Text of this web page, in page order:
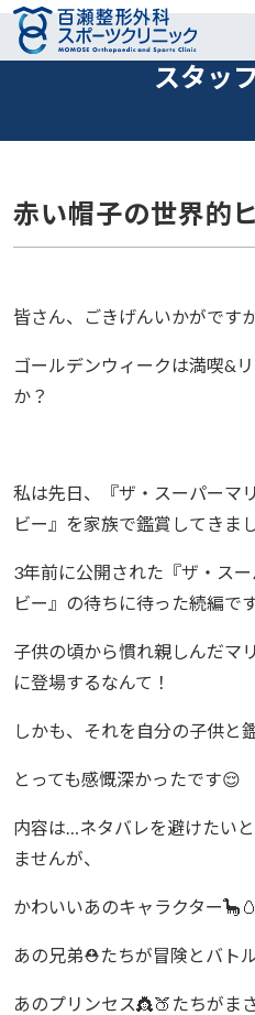
スタッ
赤い帽子の世界的
皆さん、ごきげんいかがです
ゴールデンウィークは満喫&
か？
私は先日、『ザ・スーパーマ
ビー』を家族で鑑賞してきまし
3年前に公開された『ザ・ス
ビー』の待ちに待った続編で
子供の頃から慣れ親しんだマ
に登場するなんて！
しかも、それを自分の子供と
とっても感慨深かったです😌
内容は…ネタバレを避けたい
ませんが、
かわいいあのキャラクター
あの兄弟⛑️たちが冒険とバトル
あのプリンセス👸🍑たちがま